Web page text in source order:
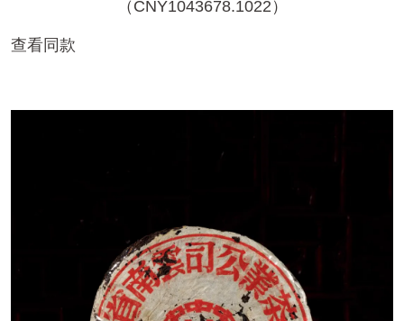
（CNY1043678.1022）
查看同款